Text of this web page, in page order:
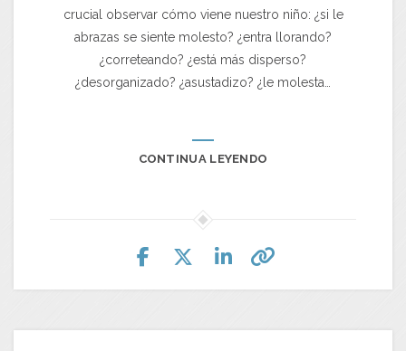
crucial observar cómo viene nuestro niño: ¿si le
abrazas se siente molesto? ¿entra llorando?
¿correteando? ¿está más disperso?
¿desorganizado? ¿asustadizo? ¿le molesta…
CONTINUA LEYENDO